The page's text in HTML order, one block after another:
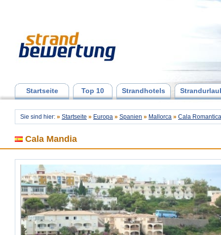
Startseite Top 10 Strandhotels
Sie sind hier: » Startseite » Europa » Spanien » Mallorca » Cala Romantica
Cala Mandia